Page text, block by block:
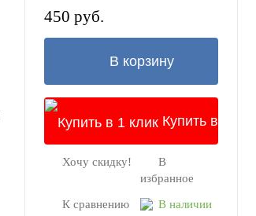
450 руб.
В корзину
Купить в
1 клик
Хочу скидку!
В
избранное
К сравнению В наличии